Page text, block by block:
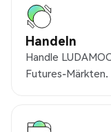
Handeln
Handle
Futures-Märkten.